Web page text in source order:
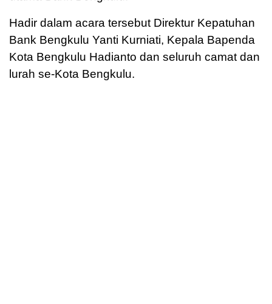
Hadir dalam acara tersebut Direktur Kepatuhan
Bank Bengkulu Yanti Kurniati, Kepala Bapenda
Kota Bengkulu Hadianto dan seluruh camat dan
lurah se-Kota Bengkulu.